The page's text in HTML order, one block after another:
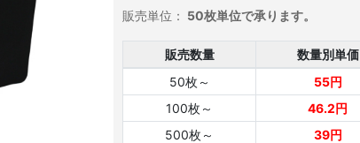
販売単位： 50枚単位で承ります。
販売数量
数量別単価
50枚～
55円
100枚～
46.2円
500枚～
39円